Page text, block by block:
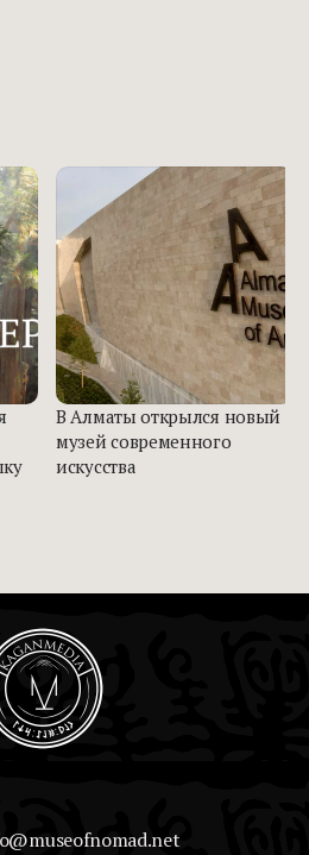
В Алматы открылся новый
музей современного
искусства